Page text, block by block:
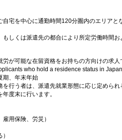
宅を中心に通勤時間120分圏内のエリアと
しくは派遣先の都合により所定労働時間お
が可能な在留資格をお持ちの方向けの求人
who hold a residence status in
期、年末年始
行う者は、派遣先就業形態に応じ定めら
度末に行います。
用保険、労災）